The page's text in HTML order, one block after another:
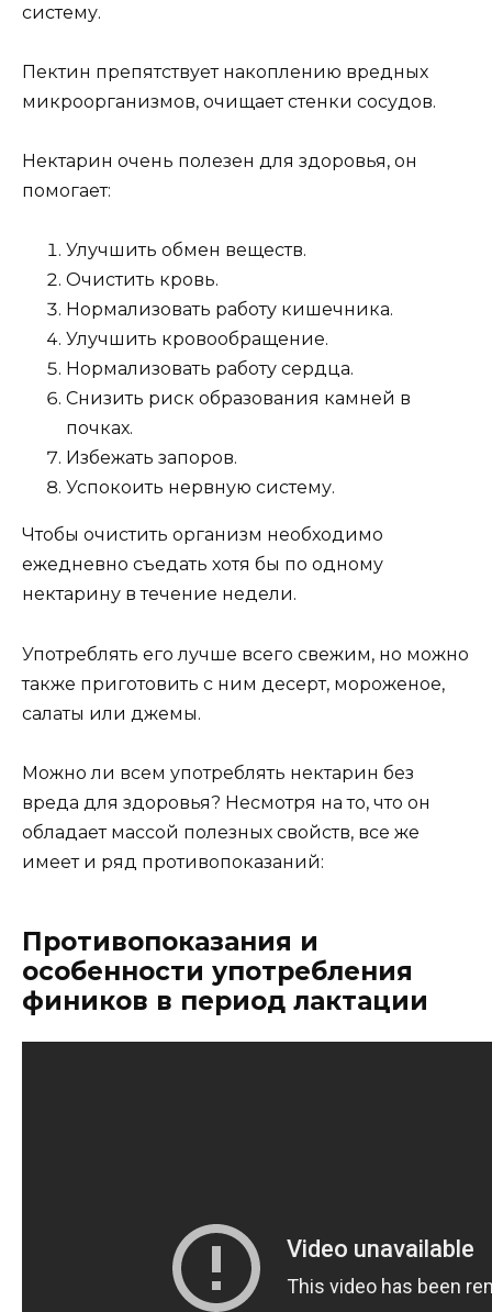
систему.
Пектин препятствует накоплению вредных
микроорганизмов, очищает стенки сосудов.
Нектарин очень полезен для здоровья, он
помогает:
Улучшить обмен веществ.
Очистить кровь.
Нормализовать работу кишечника.
Улучшить кровообращение.
Нормализовать работу сердца.
Снизить риск образования камней в
почках.
Избежать запоров.
Успокоить нервную систему.
Чтобы очистить организм необходимо
ежедневно съедать хотя бы по одному
нектарину в течение недели.
Употреблять его лучше всего свежим, но можно
также приготовить с ним десерт, мороженое,
салаты или джемы.
Можно ли всем употреблять нектарин без
вреда для здоровья? Несмотря на то, что он
обладает массой полезных свойств, все же
имеет и ряд противопоказаний:
Противопоказания и
особенности употребления
фиников в период лактации